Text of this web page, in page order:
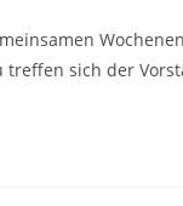
sich der